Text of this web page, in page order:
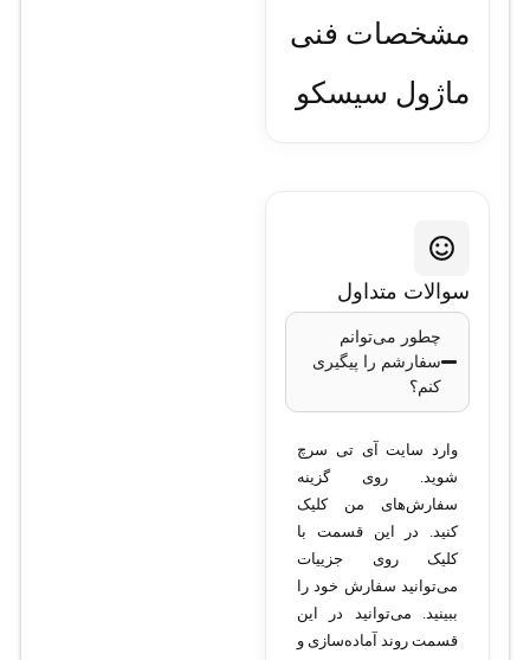
مشخصات فنی
ماژول سيسکو
(Small Form-Factor
Pluggable)
سرعت انتقال
ثانیه (Gigabit
Ethernet)
نوع کابل
: Ethernet
Copper (Cat5،
استاندارد:
1000BASE-
T
سوالات متداول
چطور می‌توانم
سفارشم را پیگیری
کنم؟
وارد سایت آی تی سرچ
شوید. روی گزینه
سفارش‌های من کلیک
کنید. در این قسمت با
کلیک روی جزییات
می‌توانید سفارش خود را
ببینید. می‌توانید در این
قسمت روند آماده‌سازی و